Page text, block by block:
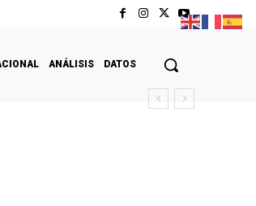
ANÁLISIS DATOS